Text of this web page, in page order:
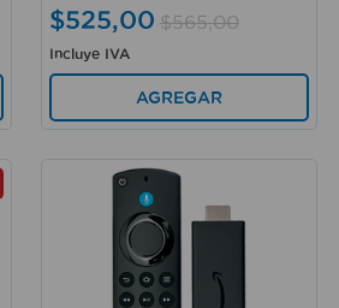
$525,00 $565,00
Incluye IVA
AGREGAR